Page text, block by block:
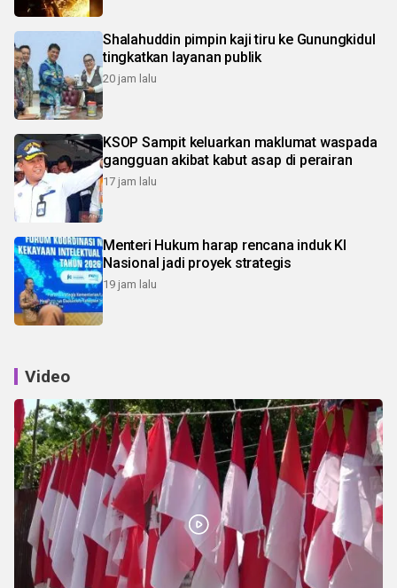
Shalahuddin pimpin kaji tiru ke Gunungkidul
tingkatkan layanan publik
20 jam lalu
KSOP Sampit keluarkan maklumat waspada
gangguan akibat kabut asap di perairan
17 jam lalu
Menteri Hukum harap rencana induk KI
Nasional jadi proyek strategis
19 jam lalu
Video